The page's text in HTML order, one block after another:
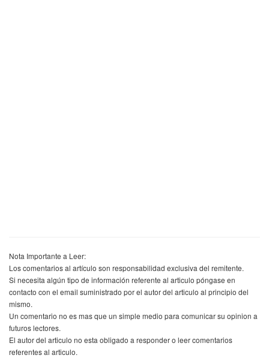
Nota Importante a Leer:
Los comentarios al artículo son responsabilidad exclusiva del remitente.
Si necesita algún tipo de información referente al articulo póngase en
contacto con el email suministrado por el autor del articulo al principio del
mismo.
Un comentario no es mas que un simple medio para comunicar su opinion a
futuros lectores.
El autor del articulo no esta obligado a responder o leer comentarios
referentes al articulo.